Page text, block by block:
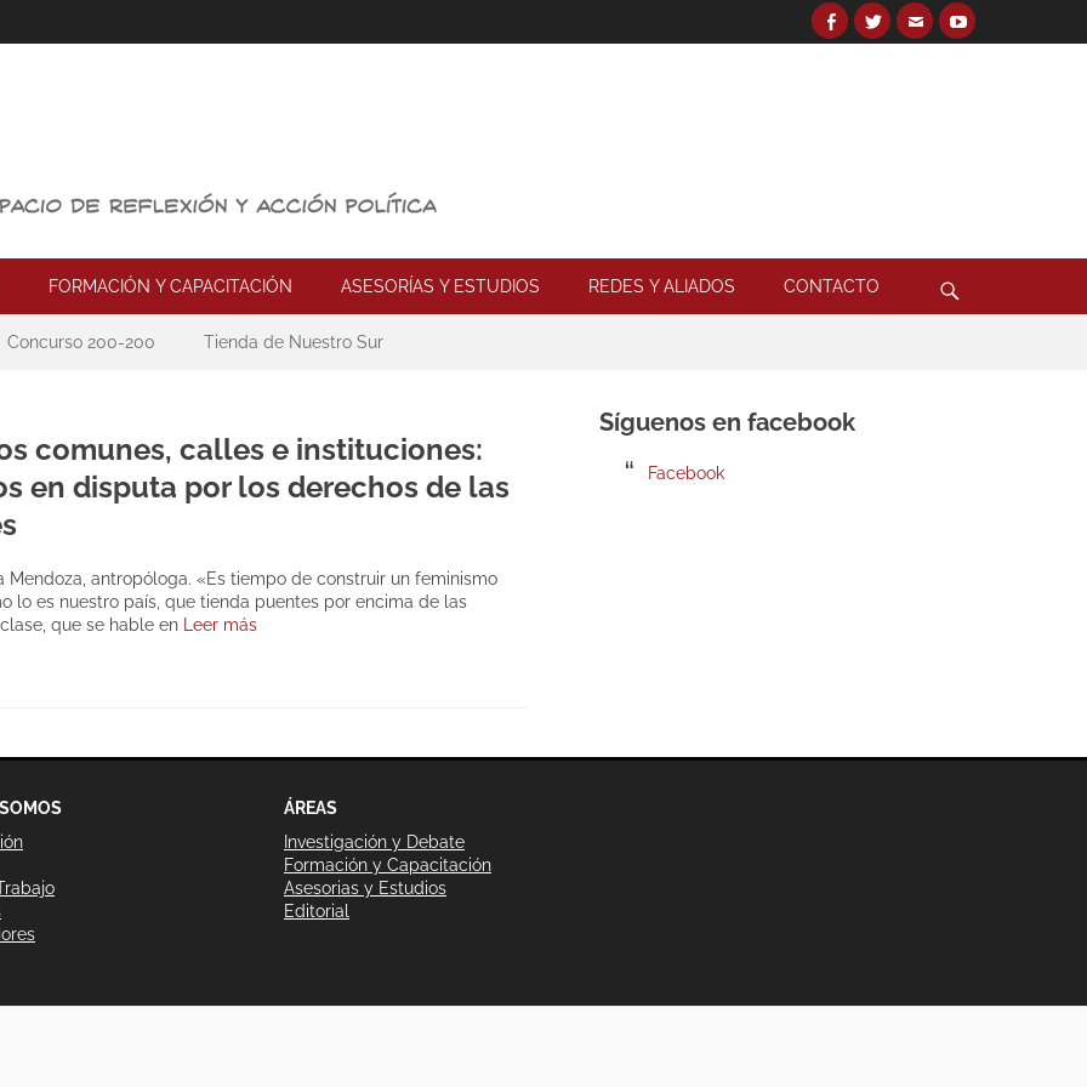
Facebook
TwitterEmailYouTube
FORMACIÓN Y CAPACITACIÓN ASESORÍAS Y ESTUDIOS REDES Y ALIADOS CONTACTO
Concurso 200-200 Tienda de Nuestro Sur
comunes, calles e instituciones:
en disputa por los derechos de las
Mendoza, antropóloga. «Es tiempo de construir un feminismo
lo es nuestro país, que tienda puentes por encima de las
que se hable en
Leer más
Síguenos en facebook
Facebook
ÁREAS
Investigación y Debate
Formación y Capacitación
Asesorias y Estudios
Editorial